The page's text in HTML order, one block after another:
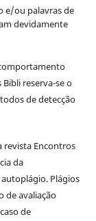
e/ou palavras de
devidamente
reserva-se o
de detecção
revista Encontros
da
Plágios
de avaliação
de